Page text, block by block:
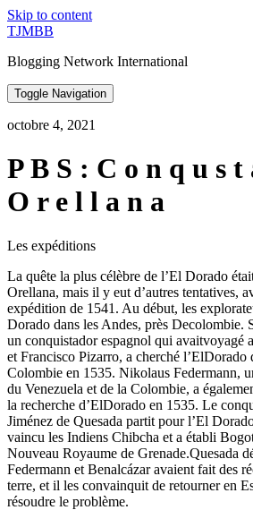
Skip to content
TJMBB
Blogging Network International
Toggle Navigation
octobre 4, 2021
P B S : C o n q u s t
O r e l l a n a
Les expéditions
La quête la plus célèbre de l’El Dorado
Orellana, mais il y eut d’autres tentatives,
expédition de 1541. Au début, les
Dorado dans les Andes, près Decolombie.
un conquistador espagnol qui avaitvoyagé
et Francisco Pizarro, a cherché l’ElDorado
Colombie en 1535. Nikolaus Federmann,
du Venezuela et de la Colombie, a
la recherche d’ElDorado en 1535. Le
Jiménez de Quesada partit pour l’El
vaincu les Indiens Chibcha et a établi
Nouveau Royaume de Grenade.Quesada
Federmann et Benalcázar avaient fait des
terre, et il les convainquit de retourner en
résoudre le problème.